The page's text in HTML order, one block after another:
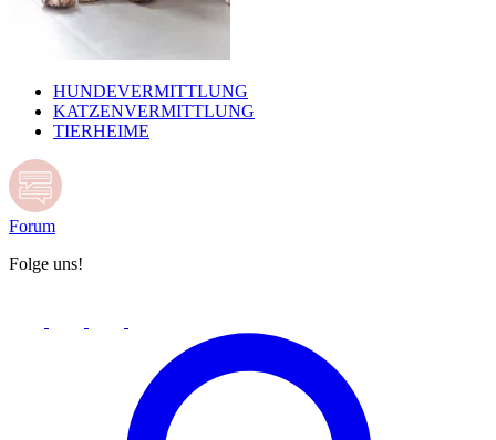
HUNDEVERMITTLUNG
KATZENVERMITTLUNG
TIERHEIME
Forum
Folge uns!